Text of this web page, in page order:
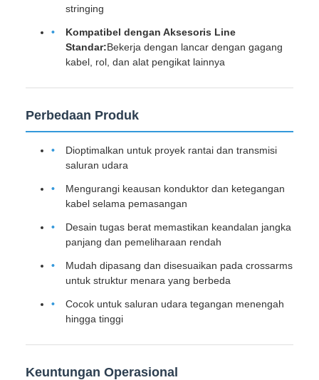
stringing
Kompatibel dengan Aksesoris Line
Standar:Bekerja dengan lancar dengan gagang
kabel, rol, dan alat pengikat lainnya
Perbedaan Produk
Dioptimalkan untuk proyek rantai dan transmisi
saluran udara
Mengurangi keausan konduktor dan ketegangan
kabel selama pemasangan
Desain tugas berat memastikan keandalan jangka
panjang dan pemeliharaan rendah
Mudah dipasang dan disesuaikan pada crossarms
untuk struktur menara yang berbeda
Cocok untuk saluran udara tegangan menengah
hingga tinggi
Keuntungan Operasional